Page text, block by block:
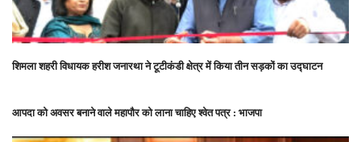
शिमला शहरी विधायक हरीश जनारथा ने टूटीकंडी क्षेत्र में किया तीन सड़कों का उद्घाटन
आपदा को अवसर बनाने वाले महापौर को लाना चाहिए श्वेत पत्र : भाजपा